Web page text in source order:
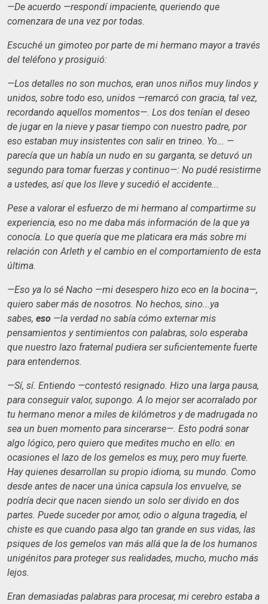
—De acuerdo —respondí impaciente, queriendo que
comenzara de una vez por todas.
Escuché un gimoteo por parte de mi hermano mayor a través
del teléfono y prosiguió:
—Los detalles no son muchos, eran unos niños muy lindos y
unidos, sobre todo eso, unidos —remarcó con gracia, tal vez,
recordando aquellos momentos—. Los dos tenían el deseo
de jugar en la nieve y pasar tiempo con nuestro padre, por
eso estaban muy insistentes con salir en trineo. Yo... —
parecía que un había un nudo en su garganta, se detuvó un
segundo para tomar fuerzas y continuo—: No pudé resistirme
a ustedes, así que los lleve y sucedió el accidente...
Pese a valorar el esfuerzo de mi hermano al compartirme su
experiencia, eso no me daba más información de la que ya
conocía. Lo que quería que me platicara era más sobre mi
relación con Arleth y el cambio en el comportamiento de esta
última.
—Eso ya lo sé Nacho —mi desespero hizo eco en la bocina—,
quiero saber más de nosotros. No hechos, sino...ya
sabes, eso —la verdad no sabía cómo externar mis
pensamientos y sentimientos con palabras, solo esperaba
que nuestro lazo fraternal pudiera ser suficientemente fuerte
para entendernos.
—Sí, sí. Entiendo —contestó resignado. Hizo una larga pausa,
para conseguir valor, supongo. A lo mejor ser acorralado por
tu hermano menor a miles de kilómetros y de madrugada no
sea un buen momento para sincerarse—. Esto podrá sonar
algo lógico, pero quiero que medites mucho en ello: en
ocasiones el lazo de los gemelos es muy, pero muy fuerte.
Hay quienes desarrollan su propio idioma, su mundo. Como
desde antes de nacer una única capsula los envuelve, se
podría decir que nacen siendo un solo ser divido en dos
partes. Puede suceder por amor, odio o alguna tragedia, el
chiste es que cuando pasa algo tan grande en sus vidas, las
psiques de los gemelos van más allá que la de los humanos
unigénitos para proteger sus realidades, mucho, mucho más
lejos.
Eran demasiadas palabras para procesar, mi cerebro estaba a